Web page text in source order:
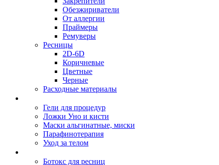
Обезжириватели
От аллергии
Праймеры
Ремуверы
Ресницы
2D-6D
Коричневые
Цветные
Черные
Расходные материалы
Гели для процедур
Ложки Уно и кисти
Маски альгинатные, миски
Парафинотерапия
Уход за телом
Ботокс для ресниц